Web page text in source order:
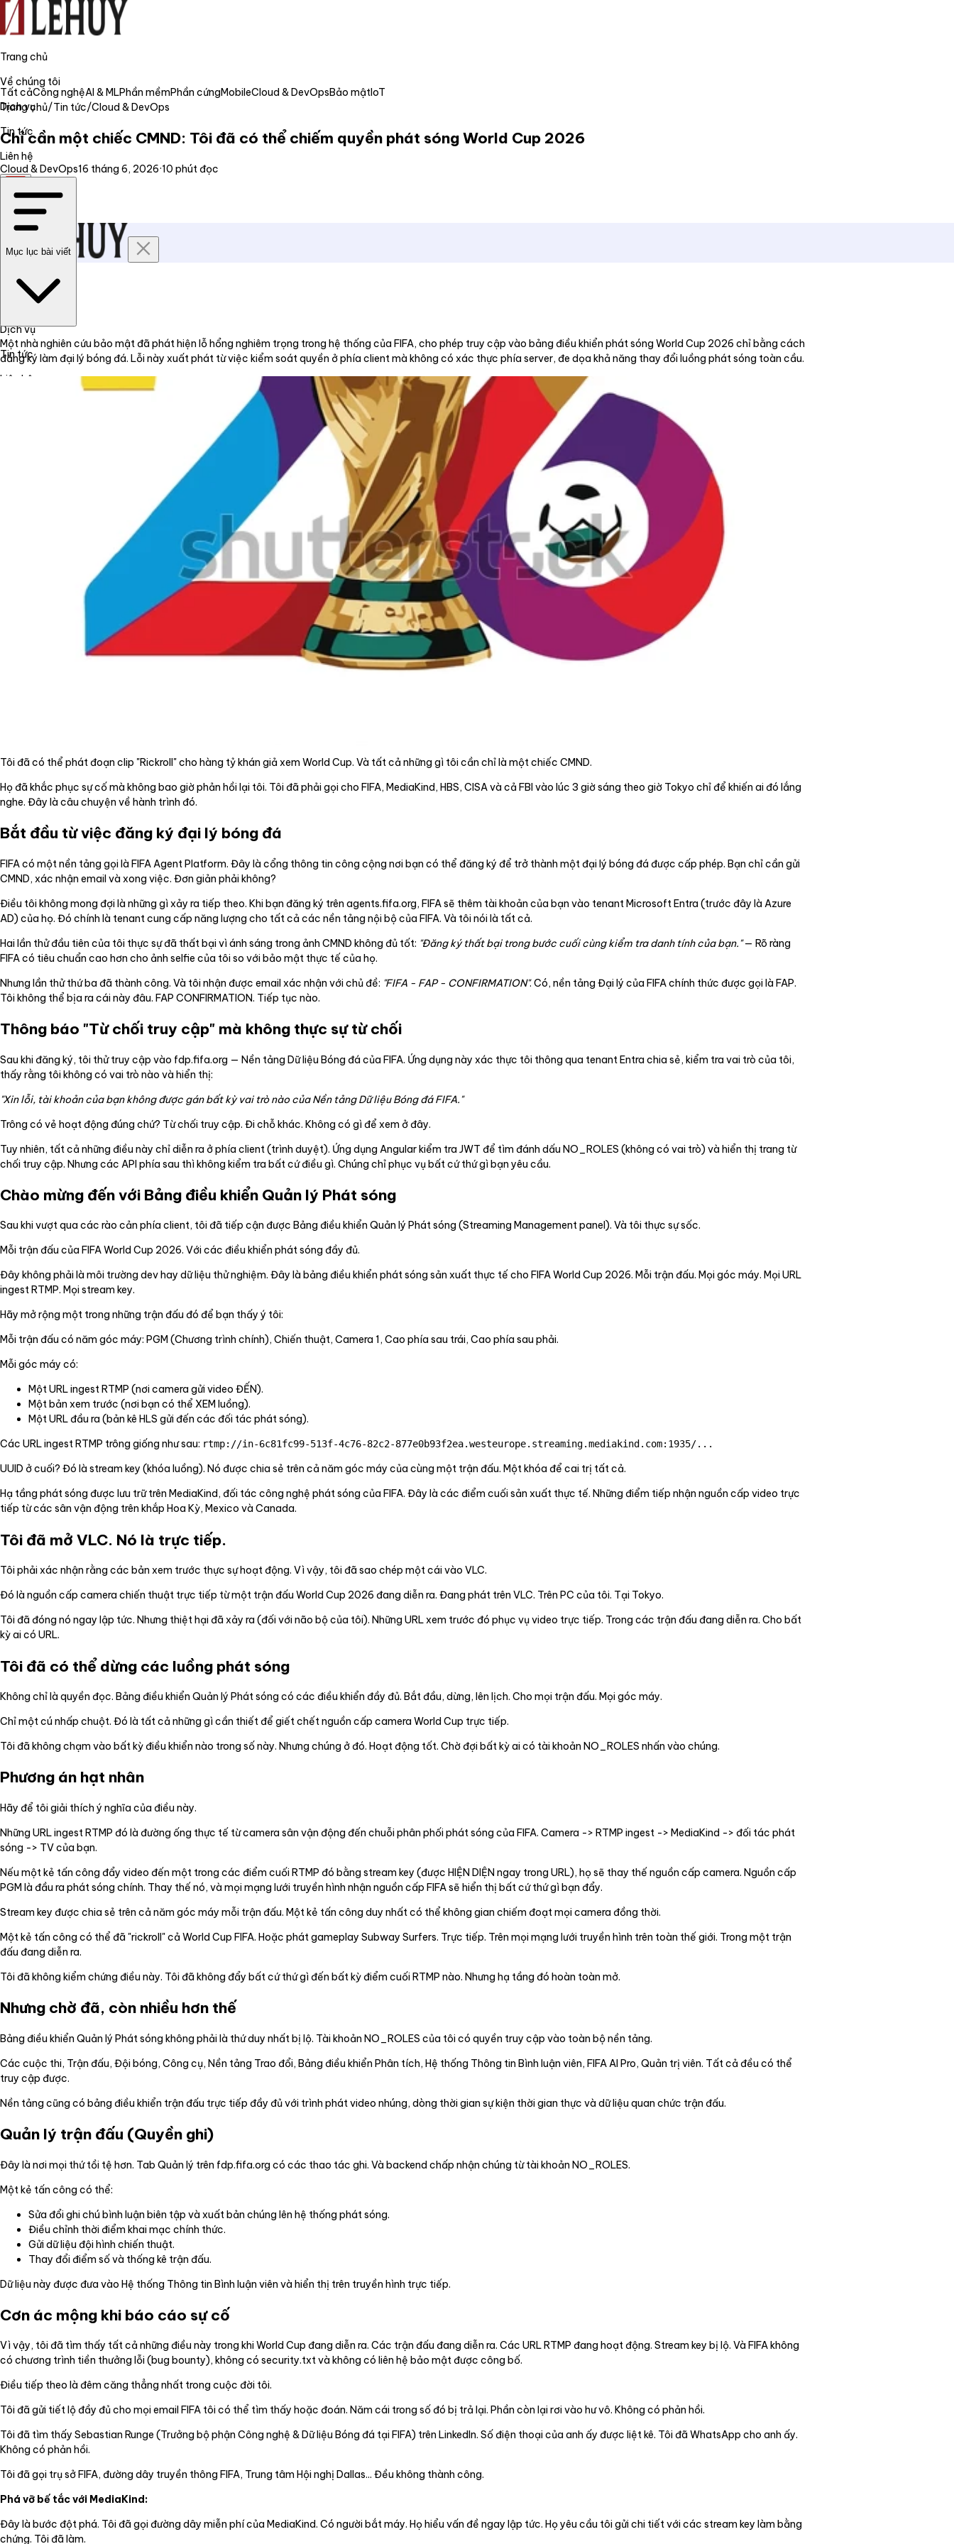
Trang chủ
Về chúng tôi
Dịch vụ
Tin tức
Liên hệ
Trang chủ
Về chúng tôi
Dịch vụ
Tin tức
Liên hệ
Tất cảCông nghệAI & MLPhần mềmPhần cứngMobileCloud & DevOpsBảo mậtIoT
Trang chủ/Tin tức/Cloud & DevOps
Chỉ cần một chiếc CMND: Tôi đã có thể chiếm quyền phát sóng World Cup 2026
Cloud & DevOps16 tháng 6, 2026·10 phút đọc
Mục lục bài viết
Một nhà nghiên cứu bảo mật đã phát hiện lỗ hổng nghiêm trọng trong hệ thống của FIFA, cho phép truy cập vào bảng điều khiển phát sóng World Cup 2026 chỉ bằng cách
đăng ký làm đại lý bóng đá. Lỗi này xuất phát từ việc kiểm soát quyền ở phía client mà không có xác thực phía server, đe dọa khả năng thay đổi luồng phát sóng toàn cầu.
Tôi đã có thể phát đoạn clip "Rickroll" cho hàng tỷ khán giả xem World Cup. Và tất cả những gì tôi cần chỉ là một chiếc CMND.
Họ đã khắc phục sự cố mà không bao giờ phản hồi lại tôi. Tôi đã phải gọi cho FIFA, MediaKind, HBS, CISA và cả FBI vào lúc 3 giờ sáng theo giờ Tokyo chỉ để khiến ai đó lắng
nghe. Đây là câu chuyện về hành trình đó.
Bắt đầu từ việc đăng ký đại lý bóng đá
FIFA có một nền tảng gọi là FIFA Agent Platform. Đây là cổng thông tin công cộng nơi bạn có thể đăng ký để trở thành một đại lý bóng đá được cấp phép. Bạn chỉ cần gửi
CMND, xác nhận email và xong việc. Đơn giản phải không?
Điều tôi không mong đợi là những gì xảy ra tiếp theo. Khi bạn đăng ký trên agents.fifa.org, FIFA sẽ thêm tài khoản của bạn vào tenant Microsoft Entra (trước đây là Azure
AD) của họ. Đó chính là tenant cung cấp năng lượng cho tất cả các nền tảng nội bộ của FIFA. Và tôi nói là tất cả.
Hai lần thử đầu tiên của tôi thực sự đã thất bại vì ánh sáng trong ảnh CMND không đủ tốt: "Đăng ký thất bại trong bước cuối cùng kiểm tra danh tính của bạn."— Rõ ràng
FIFA có tiêu chuẩn cao hơn cho ảnh selfie của tôi so với bảo mật thực tế của họ.
Nhưng lần thử thứ ba đã thành công. Và tôi nhận được email xác nhận với chủ đề: "FIFA - FAP - CONFIRMATION". Có, nền tảng Đại lý của FIFA chính thức được gọi là FAP.
Tôi không thể bịa ra cái này đâu. FAP CONFIRMATION. Tiếp tục nào.
Thông báo "Từ chối truy cập" mà không thực sự từ chối
Sau khi đăng ký, tôi thử truy cập vào fdp.fifa.org — Nền tảng Dữ liệu Bóng đá của FIFA. Ứng dụng này xác thực tôi thông qua tenant Entra chia sẻ, kiểm tra vai trò của tôi,
thấy rằng tôi không có vai trò nào và hiển thị:
"Xin lỗi, tài khoản của bạn không được gán bất kỳ vai trò nào của Nền tảng Dữ liệu Bóng đá FIFA."
Trông có vẻ hoạt động đúng chứ? Từ chối truy cập. Đi chỗ khác. Không có gì để xem ở đây.
Tuy nhiên, tất cả những điều này chỉ diễn ra ở phía client (trình duyệt). Ứng dụng Angular kiểm tra JWT để tìm đánh dấu NO_ROLES (không có vai trò) và hiển thị trang từ
chối truy cập. Nhưng các API phía sau thì không kiểm tra bất cứ điều gì. Chúng chỉ phục vụ bất cứ thứ gì bạn yêu cầu.
Chào mừng đến với Bảng điều khiển Quản lý Phát sóng
Sau khi vượt qua các rào cản phía client, tôi đã tiếp cận được Bảng điều khiển Quản lý Phát sóng (Streaming Management panel). Và tôi thực sự sốc.
Mỗi trận đấu của FIFA World Cup 2026. Với các điều khiển phát sóng đầy đủ.
Đây không phải là môi trường dev hay dữ liệu thử nghiệm. Đây là bảng điều khiển phát sóng sản xuất thực tế cho FIFA World Cup 2026. Mỗi trận đấu. Mọi góc máy. Mọi URL
ingest RTMP. Mọi stream key.
Hãy mở rộng một trong những trận đấu đó để bạn thấy ý tôi:
Mỗi trận đấu có năm góc máy: PGM (Chương trình chính), Chiến thuật, Camera 1, Cao phía sau trái, Cao phía sau phải.
Mỗi góc máy có:
Một URL ingest RTMP (nơi camera gửi video ĐẾN).
Một bản xem trước (nơi bạn có thể XEM luồng).
Một URL đầu ra (bản kê HLS gửi đến các đối tác phát sóng).
Các URL ingest RTMP trông giống như sau: rtmp://in-6c81fc99-513f-4c76-82c2-877e0b93f2ea.westeurope.streaming.mediakind.com:1935/...
UUID ở cuối? Đó là stream key (khóa luồng). Nó được chia sẻ trên cả năm góc máy của cùng một trận đấu. Một khóa để cai trị tất cả.
Hạ tầng phát sóng được lưu trữ trên MediaKind, đối tác công nghệ phát sóng của FIFA. Đây là các điểm cuối sản xuất thực tế. Những điểm tiếp nhận nguồn cấp video trực
tiếp từ các sân vận động trên khắp Hoa Kỳ, Mexico và Canada.
Tôi đã mở VLC. Nó là trực tiếp.
Tôi phải xác nhận rằng các bản xem trước thực sự hoạt động. Vì vậy, tôi đã sao chép một cái vào VLC.
Đó là nguồn cấp camera chiến thuật trực tiếp từ một trận đấu World Cup 2026 đang diễn ra. Đang phát trên VLC. Trên PC của tôi. Tại Tokyo.
Tôi đã đóng nó ngay lập tức. Nhưng thiệt hại đã xảy ra (đối với não bộ của tôi). Những URL xem trước đó phục vụ video trực tiếp. Trong các trận đấu đang diễn ra. Cho bất
kỳ ai có URL.
Tôi đã có thể dừng các luồng phát sóng
Không chỉ là quyền đọc. Bảng điều khiển Quản lý Phát sóng có các điều khiển đầy đủ. Bắt đầu, dừng, lên lịch. Cho mọi trận đấu. Mọi góc máy.
Chỉ một cú nhấp chuột. Đó là tất cả những gì cần thiết để giết chết nguồn cấp camera World Cup trực tiếp.
Tôi đã không chạm vào bất kỳ điều khiển nào trong số này. Nhưng chúng ở đó. Hoạt động tốt. Chờ đợi bất kỳ ai có tài khoản NO_ROLES nhấn vào chúng.
Phương án hạt nhân
Hãy để tôi giải thích ý nghĩa của điều này.
Những URL ingest RTMP đó là đường ống thực tế từ camera sân vận động đến chuỗi phân phối phát sóng của FIFA. Camera -> RTMP ingest -> MediaKind -> đối tác phát
sóng -> TV của bạn.
Nếu một kẻ tấn công đẩy video đến một trong các điểm cuối RTMP đó bằng stream key (được HIỆN DIỆN ngay trong URL), họ sẽ thay thế nguồn cấp camera. Nguồn cấp
PGM là đầu ra phát sóng chính. Thay thế nó, và mọi mạng lưới truyền hình nhận nguồn cấp FIFA sẽ hiển thị bất cứ thứ gì bạn đẩy.
Stream key được chia sẻ trên cả năm góc máy mỗi trận đấu. Một kẻ tấn công duy nhất có thể không gian chiếm đoạt mọi camera đồng thời.
Một kẻ tấn công có thể đã "rickroll" cả World Cup FIFA. Hoặc phát gameplay Subway Surfers. Trực tiếp. Trên mọi mạng lưới truyền hình trên toàn thế giới. Trong một trận
đấu đang diễn ra.
Tôi đã không kiểm chứng điều này. Tôi đã không đẩy bất cứ thứ gì đến bất kỳ điểm cuối RTMP nào. Nhưng hạ tầng đó hoàn toàn mở.
Nhưng chờ đã, còn nhiều hơn thế
Bảng điều khiển Quản lý Phát sóng không phải là thứ duy nhất bị lộ. Tài khoản NO_ROLES của tôi có quyền truy cập vào toàn bộ nền tảng.
Các cuộc thi, Trận đấu, Đội bóng, Công cụ, Nền tảng Trao đổi, Bảng điều khiển Phân tích, Hệ thống Thông tin Bình luận viên, FIFA AI Pro, Quản trị viên. Tất cả đều có thể
truy cập được.
Nền tảng cũng có bảng điều khiển trận đấu trực tiếp đầy đủ với trình phát video nhúng, dòng thời gian sự kiện thời gian thực và dữ liệu quan chức trận đấu.
Quản lý trận đấu (Quyền ghi)
Đây là nơi mọi thứ tồi tệ hơn. Tab Quản lý trên fdp.fifa.org có các thao tác ghi. Và backend chấp nhận chúng từ tài khoản NO_ROLES.
Một kẻ tấn công có thể:
Sửa đổi ghi chú bình luận biên tập và xuất bản chúng lên hệ thống phát sóng.
Điều chỉnh thời điểm khai mạc chính thức.
Gửi dữ liệu đội hình chiến thuật.
Thay đổi điểm số và thống kê trận đấu.
Dữ liệu này được đưa vào Hệ thống Thông tin Bình luận viên và hiển thị trên truyền hình trực tiếp.
Cơn ác mộng khi báo cáo sự cố
Vì vậy, tôi đã tìm thấy tất cả những điều này trong khi World Cup đang diễn ra. Các trận đấu đang diễn ra. Các URL RTMP đang hoạt động. Stream key bị lộ. Và FIFA không
có chương trình tiền thưởng lỗi (bug bounty), không có security.txt và không có liên hệ bảo mật được công bố.
Điều tiếp theo là đêm căng thẳng nhất trong cuộc đời tôi.
Tôi đã gửi tiết lộ đầy đủ cho mọi email FIFA tôi có thể tìm thấy hoặc đoán. Năm cái trong số đó bị trả lại. Phần còn lại rơi vào hư vô. Không có phản hồi.
Tôi đã tìm thấy Sebastian Runge (Trưởng bộ phận Công nghệ & Dữ liệu Bóng đá tại FIFA) trên LinkedIn. Số điện thoại của anh ấy được liệt kê. Tôi đã WhatsApp cho anh ấy.
Không có phản hồi.
Tôi đã gọi trụ sở FIFA, đường dây truyền thông FIFA, Trung tâm Hội nghị Dallas... Đều không thành công.
Phá vỡ bế tắc với MediaKind:
Đây là bước đột phá. Tôi đã gọi đường dây miễn phí của MediaKind. Có người bắt máy. Họ hiểu vấn đề ngay lập tức. Họ yêu cầu tôi gửi chi tiết với các stream key làm bằng
chứng. Tôi đã làm.